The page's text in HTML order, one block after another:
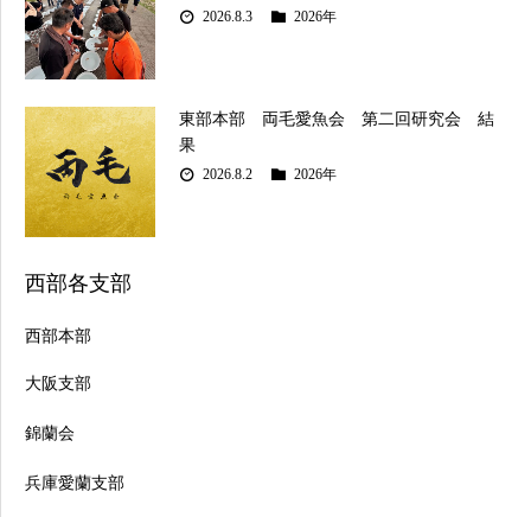
2026.8.3 2026年
東部本部 両毛愛魚会 第二回研究会 結
果
2026.8.2 2026年
西部各支部
西部本部
大阪支部
錦蘭会
兵庫愛蘭支部